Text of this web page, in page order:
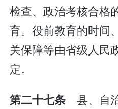
检查、政治考核合格
育。役前教育的时间
关保障等由省级人民
定。
第二十七条 县、自